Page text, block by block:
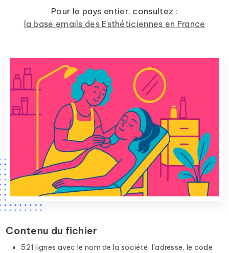
Pour le pays entier, consultez :
la base emails des Esthéticiennes en France
Contenu du fichier
521 lignes avec le nom de la société, l'adresse, le code